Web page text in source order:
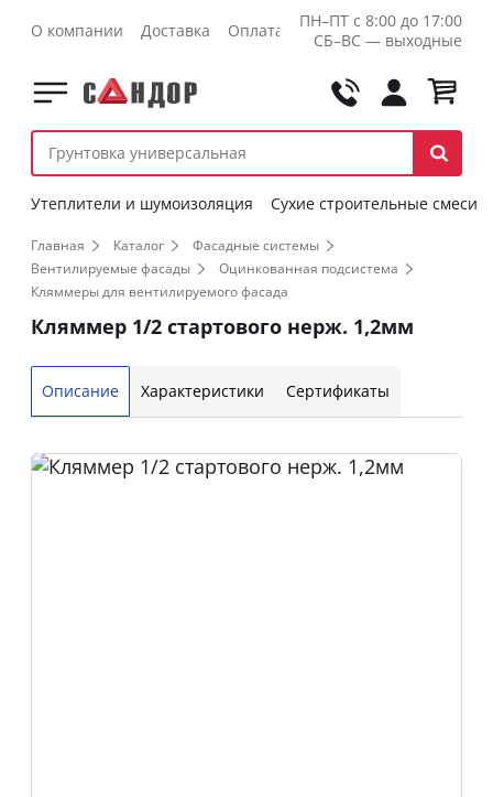
О компании Доставка Оплата Контакты Оптовикам
ПН–ПТ с 8:00 до 17:00
СБ–ВС — выходные
Утеплители и шумоизоляция Сухие строительные смеси
Главная Каталог
Фасадные системы
Вентилируемые фасады
Оцинкованная подсистема
Кляммеры для вентилируемого фасада
Кляммер 1/2 стартового нерж. 1,2мм
Описание Характеристики Сертификаты